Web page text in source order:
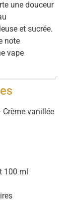
une douceur
et sucrée.
note
vape
Crème vanillée
100 ml